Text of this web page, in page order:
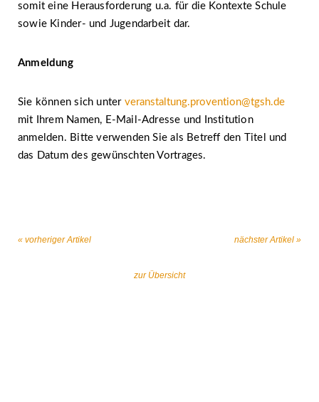
somit eine Herausforderung u.a. für die Kontexte Schule
sowie Kinder- und Jugendarbeit dar.
Anmeldung
Sie können sich unter veranstaltung.provention@tgsh.de
mit Ihrem Namen, E-Mail-Adresse und Institution
anmelden. Bitte verwenden Sie als Betreff den Titel und
das Datum des gewünschten Vortrages.
« vorheriger Artikel
zur Übersicht
nächster Artikel »